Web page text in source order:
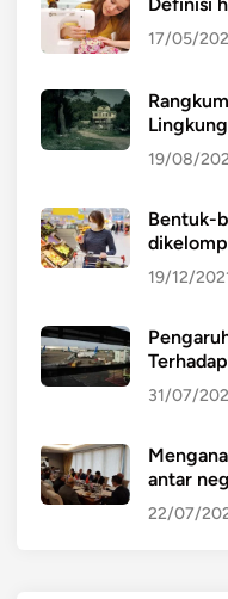
17/05/
19/08/
Bentuk-
19/12/
31/07/
antar
22/07/